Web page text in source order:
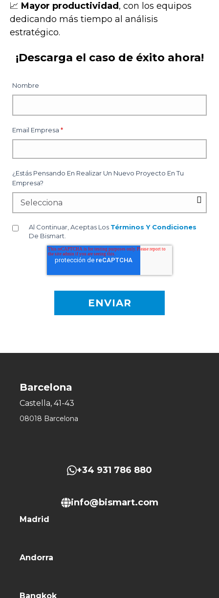
📈 Mayor productividad , con los equipos
dedicando más tiempo al análisis
estratégico.
¡Descarga el caso de éxito ahora!
Nombre
Email Empresa *
¿Estás Pensando En Realizar Un Nuevo Proyecto En Tu
Empresa?
Al Continuar, Aceptas Los Términos Y Condiciones
De Bismart.
Barcelona
Castella, 41-43
08018 Barcelona
+34 931 786 880
info@bismart.com
Madrid
Andorra
Bangkok